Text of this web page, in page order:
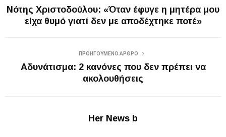
Νότης Χριστοδούλου: «Όταν έφυγε η μητέρα μου
είχα θυμό γιατί δεν με αποδέχτηκε ποτέ»
ΠΡΟΗΓΟΎΜΕΝΟ ΆΡΘΡΟ
Αδυνάτισμα: 2 κανόνες που δεν πρέπει να
ακολουθήσεις
Her News b